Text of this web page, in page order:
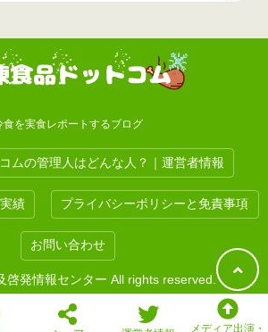
食を実食レポートするブログ
ムの管理人はどんな人？｜運営者情報
績 プライバシーポリシーと免責事項
お問い合わせ
啓発情報センター All rights reserved.
メディア出演・